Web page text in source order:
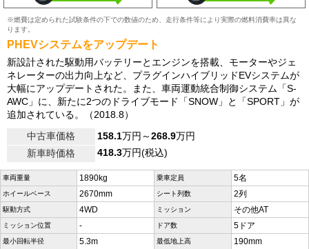
※燃費は定められた試験条件の下での数値のため、走行条件等により実際の燃料消費率は異な
ります。
PHEVシステムをアップデート
新設計された駆動用バッテリーとエンジンを搭載、モーターやジェ
ネレーターの出力向上など、プラグインハイブリッドEVシステムが
大幅にアップデートされた。また、車両運動統合制御システム「S-
AWC」に、新たに2つのドライブモード「SNOW」と「SPORT」が
追加されている。（2018.8）
中古車価格
158.1万円～268.9万円
新車時価格
418.3万円(税込)
車両重量 1890kg 乗車定員 5名
ホイールベース 2670mm シート列数 2列
駆動方式 4WD ミッション その他AT
ミッション位置 - ドア数 5ドア
最小回転半径 5.3m 最低地上高 190mm